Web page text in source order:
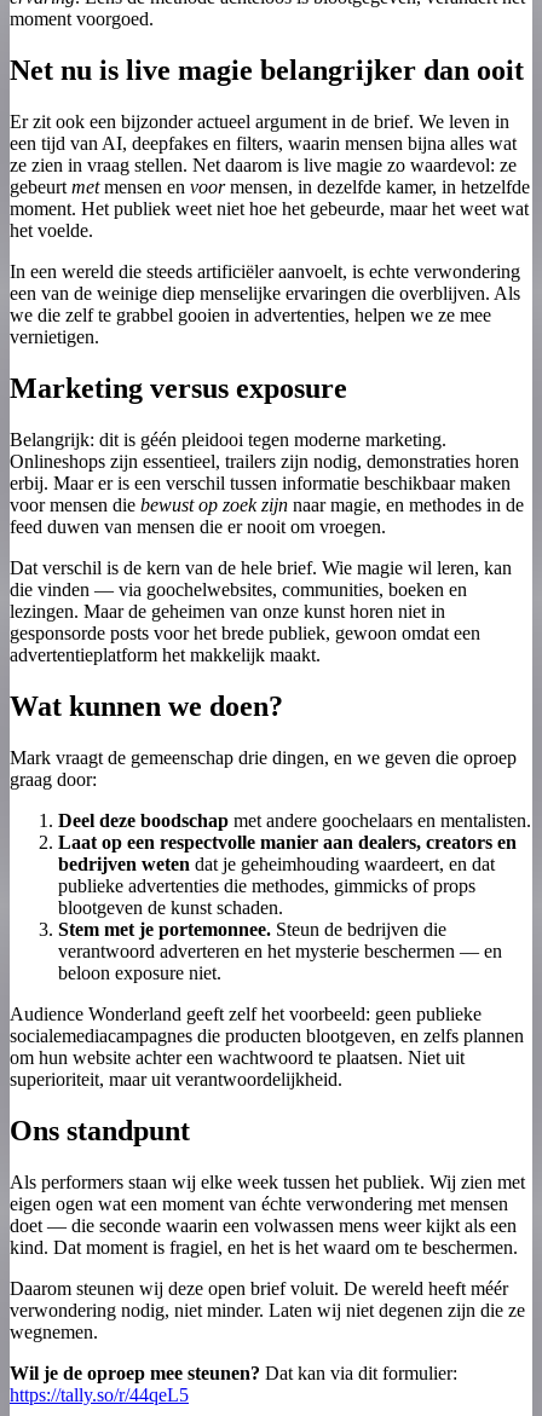
moment voorgoed.
Net nu is live magie belangrijker dan ooit
Er zit ook een bijzonder actueel argument in de brief. We leven in
een tijd van AI, deepfakes en filters, waarin mensen bijna alles wat
ze zien in vraag stellen. Net daarom is live magie zo waardevol: ze
gebeurt metmensen en voormensen, in dezelfde kamer, in hetzelfde
moment. Het publiek weet niet hoe het gebeurde, maar het weet wat
het voelde.
In een wereld die steeds artificiëler aanvoelt, is echte verwondering
een van de weinige diep menselijke ervaringen die overblijven. Als
we die zelf te grabbel gooien in advertenties, helpen we ze mee
vernietigen.
Marketing versus exposure
Belangrijk: dit is géén pleidooi tegen moderne marketing.
Onlineshops zijn essentieel, trailers zijn nodig, demonstraties horen
erbij. Maar er is een verschil tussen informatie beschikbaar maken
voor mensen die bewust op zoek zijn naar magie, en methodes in de
feed duwen van mensen die er nooit om vroegen.
Dat verschil is de kern van de hele brief. Wie magie wil leren, kan
die vinden — via goochelwebsites, communities, boeken en
lezingen. Maar de geheimen van onze kunst horen niet in
gesponsorde posts voor het brede publiek, gewoon omdat een
advertentieplatform het makkelijk maakt.
Wat kunnen we doen?
Mark vraagt de gemeenschap drie dingen, en we geven die oproep
graag door:
Deel deze boodschap met andere goochelaars en mentalisten.
Laat op een respectvolle manier aan dealers, creators en
bedrijven weten dat je geheimhouding waardeert, en dat
publieke advertenties die methodes, gimmicks of props
blootgeven de kunst schaden.
Stem met je portemonnee. Steun de bedrijven die
verantwoord adverteren en het mysterie beschermen — en
beloon exposure niet.
Audience Wonderland geeft zelf het voorbeeld: geen publieke
socialemediacampagnes die producten blootgeven, en zelfs plannen
om hun website achter een wachtwoord te plaatsen. Niet uit
superioriteit, maar uit verantwoordelijkheid.
Ons standpunt
Als performers staan wij elke week tussen het publiek. Wij zien met
eigen ogen wat een moment van échte verwondering met mensen
doet — die seconde waarin een volwassen mens weer kijkt als een
kind. Dat moment is fragiel, en het is het waard om te beschermen.
Daarom steunen wij deze open brief voluit. De wereld heeft méér
verwondering nodig, niet minder. Laten wij niet degenen zijn die ze
wegnemen.
Wil je de oproep mee steunen? Dat kan via dit formulier:
https://tally.so/r/44qeL5